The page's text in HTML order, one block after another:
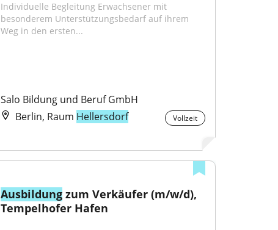
Individuelle Begleitung Erwachsener mit
besonderem Unterstützungsbedarf auf ihrem
Weg in den ersten...
Salo Bildung und Beruf GmbH
Berlin, Raum Hellersdorf Vollzeit
Ausbildung zum Verkäufer (m/w/d),
Tempelhofer Hafen